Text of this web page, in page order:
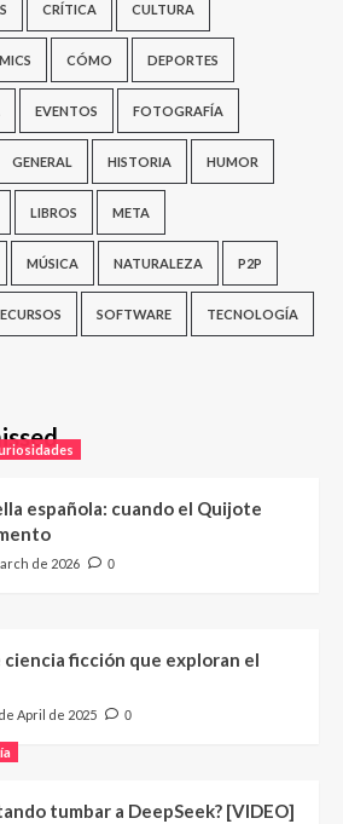
CRÍTICA CULTURA
CÓMO DEPORTES
EVENTOS FOTOGRAFÍA
GENERAL HISTORIA HUMOR
LIBROS META
MÚSICA NATURALEZA P2P
SOFTWARE TECNOLOGÍA
española: cuando el Quijote
de 2026 0
ciencia ficción que exploran el
April de 2025 0
tumbar a DeepSeek? [VIDEO]